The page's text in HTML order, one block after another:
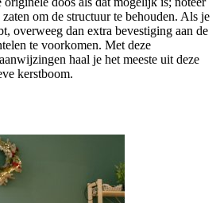
om de structuur te behouden. Als je
overweeg dan extra bevestiging aan de
te voorkomen. Met deze
haal je het meeste uit deze
kerstboom.